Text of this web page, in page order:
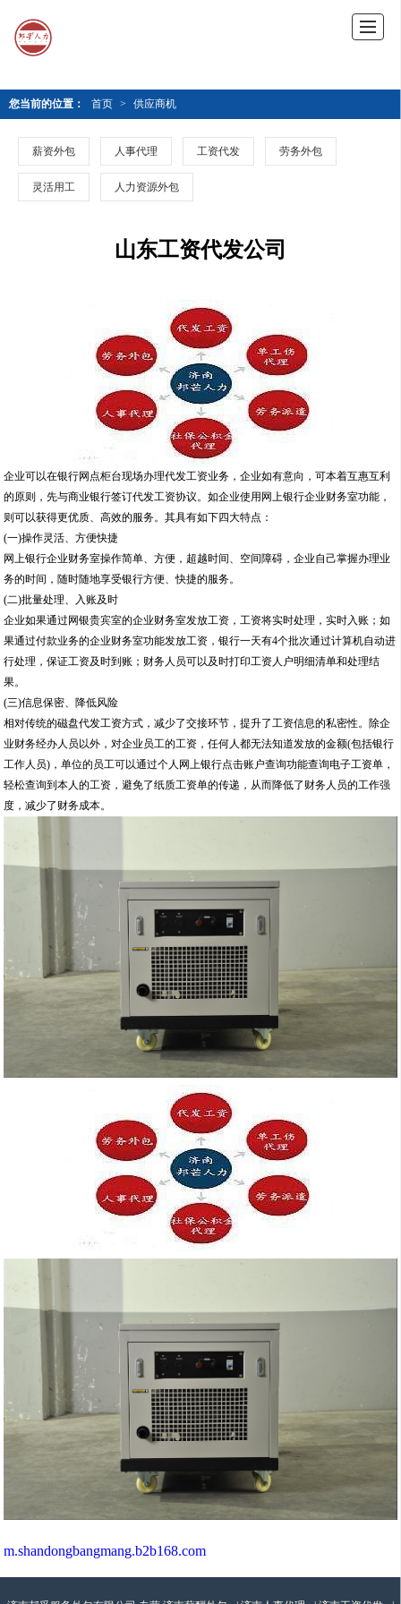
您当前的位置： 首页 > 供应商机
薪资外包 人事代理 工资代发 劳务外包
灵活用工 人力资源外包
山东工资代发公司
企业可以在银行网点柜台现场办理代发工资业务，企业如有意向，可本着互惠互利
的原则，先与商业银行签订代发工资协议。如企业使用网上银行企业财务室功能，
则可以获得更优质、高效的服务。其具有如下四大特点：
(一)操作灵活、方便快捷
网上银行企业财务室操作简单、方便，超越时间、空间障碍，企业自己掌握办理业
务的时间，随时随地享受银行方便、快捷的服务。
(二)批量处理、入账及时
企业如果通过网银贵宾室的企业财务室发放工资，工资将实时处理，实时入账；如
果通过付款业务的企业财务室功能发放工资，银行一天有4个批次通过计算机自动进
行处理，保证工资及时到账；财务人员可以及时打印工资人户明细清单和处理结
果。
(三)信息保密、降低风险
相对传统的磁盘代发工资方式，减少了交接环节，提升了工资信息的私密性。除企
业财务经办人员以外，对企业员工的工资，任何人都无法知道发放的金额(包括银行
工作人员)，单位的员工可以通过个人网上银行点击账户查询功能查询电子工资单，
轻松查询到本人的工资，避免了纸质工资单的传递，从而降低了财务人员的工作强
度，减少了财务成本。
m.shandongbangmang.b2b168.com